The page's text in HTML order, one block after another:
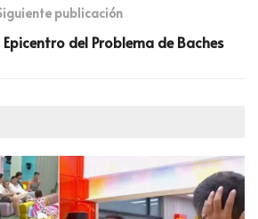
publicación
del Problema de Baches